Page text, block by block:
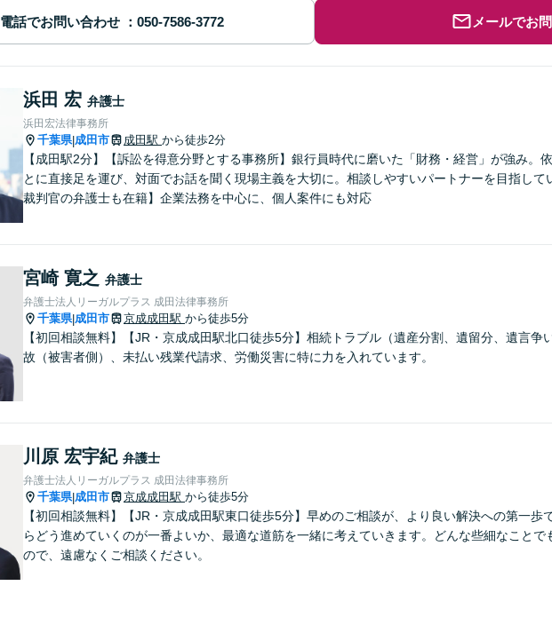
電話でお問い合わせ メールでお
浜田 宏 弁護士
浜田宏法律事務所
千葉県|成田市 成田駅 から徒歩2分
【成田駅2分】【訴訟を得意分野とする事務所】銀行員時代に磨いた「財務・経営」が強み。
とに直接足を運び、対面でお話を聞く現場主義を大切に。相談しやすいパートナーを目指して
裁判官の弁護士も在籍】企業法務を中心に、個人案件にも対応
宮崎 寛之 弁護士
弁護士法人リーガルプラス 成田法律事務所
千葉県|成田市 京成成田駅 から徒歩5分
【初回相談無料】【JR・京成成田駅北口徒歩5分】相続トラブル（遺産分割、遺留分、遺言争
故（被害者側）、未払い残業代請求、労働災害に特に力を入れています。
川原 宏宇紀 弁護士
弁護士法人リーガルプラス 成田法律事務所
千葉県|成田市 京成成田駅 から徒歩5分
【初回相談無料】【JR・京成成田駅東口徒歩5分】早めのご相談が、より良い解決への第一歩
らどう進めていくのが一番よいか、最適な道筋を一緒に考えていきます。どんな些細なことで
ので、遠慮なくご相談ください。